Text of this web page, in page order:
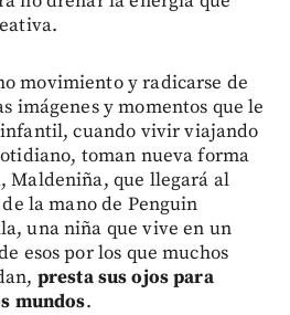
movimiento y radicarse de
imágenes y momentos que le
cuando vivir viajando
toman nueva forma
Maldeniña, que llegará al
la mano de Penguin
una niña que vive en un
esos por los que muchos
presta sus ojos para
mundos.